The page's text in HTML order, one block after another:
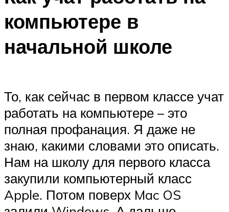
компьютере в
начальной школе
То, как сейчас в первом классе учат
работать на компьютере – это
полная профанация. Я даже не
знаю, какими словами это описать.
Нам на школу для первого класса
закупили компьютерный класс
Apple. Потом поверх Mac OS